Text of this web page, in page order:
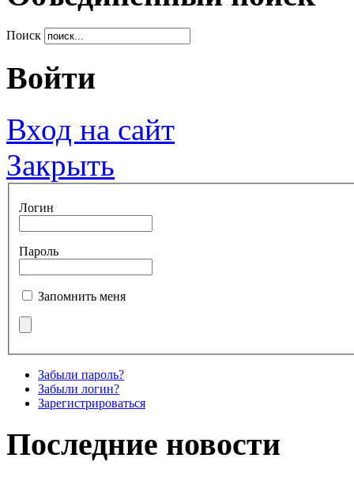
Поиск
Войти
Вход на сайт
Закрыть
Логин
Пароль
Запомнить меня
Забыли пароль?
Забыли логин?
Зарегистрироваться
Последние новости